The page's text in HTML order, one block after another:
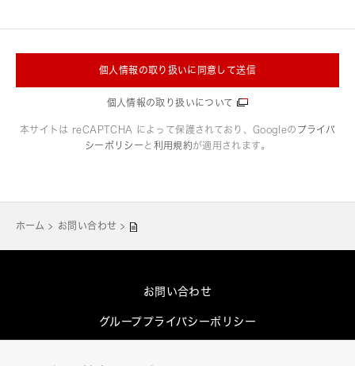
個人情報の取り扱いに同意して送信
個人情報の取り扱いについて
本サイトは reCAPTCHA によって保護されており、Googleの プライバ
シーポリシー と 利用規約が適用されます。
ホーム お問い合わせ
お問い合わせ
グループプライバシーポリシー